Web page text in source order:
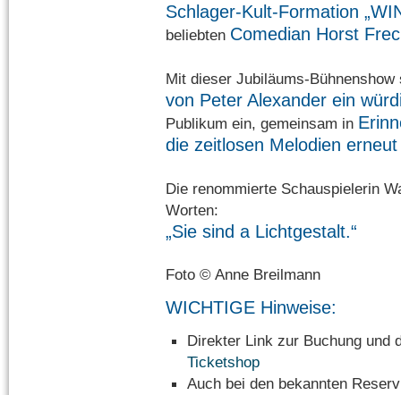
Schlager-Kult-Formation
beliebten Comedian Horst
Mit dieser Jubiläums-
von Peter Alexander ein
Publikum ein, gemeinsam in
die zeitlosen Melodien
Die renommierte Schauspielerin
Worten:
„Sie sind a Lichtgestalt.“
Foto © Anne Breilmann
WICHTIGE Hinweise:
Direkter Link zur Buchung
Ticketshop
Auch bei den bekannten